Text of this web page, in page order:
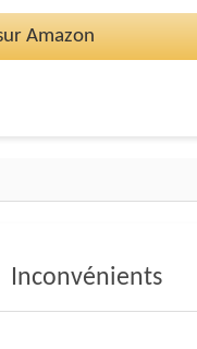
Amazon
Inconvénients